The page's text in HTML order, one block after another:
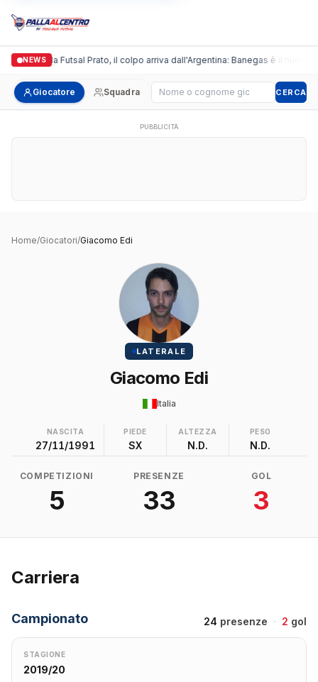
NEWS
Italgronda Futsal Prato, il colpo arriva dall'Argentina: Banegas è il nuovo
Giocatore Squadra Cerca giocatore CERCA
PUBBLICITÀ
Home/Giocatori/Giacomo Edi
LATERALE
Giacomo Edi
Italia
NASCITA
27/11/1991
PIEDE
SX
ALTEZZA
N.D.
PESO
N.D.
COMPETIZIONI
5
PRESENZE
33
GOL
3
Carriera
Campionato 24 presenze · 2 gol
STAGIONE
2019/20